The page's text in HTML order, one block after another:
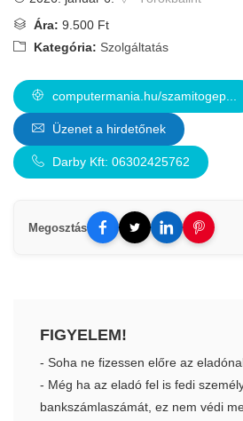
Ára: 9.500 Ft
Kategória: Szolgáltatás
computermania.hu/szamitogep...
Üzenet a hirdetőnek
Darby Kft: 06302425762
Megosztás
FIGYELEM!
- Soha ne fizessen előre az
- Még ha az eladó fel is fedi
bankszámlaszámát, ez nem védi